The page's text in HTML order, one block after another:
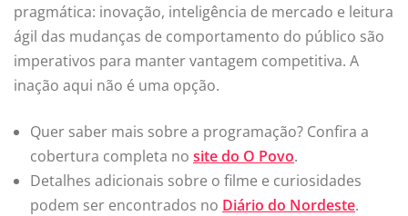
pragmática: inovação, inteligência de mercado e leitura
ágil das mudanças de comportamento do público são
imperativos para manter vantagem competitiva. A
inação aqui não é uma opção.
Quer saber mais sobre a programação? Confira a
cobertura completa no site do O Povo.
Detalhes adicionais sobre o filme e curiosidades
podem ser encontrados no Diário do Nordeste.